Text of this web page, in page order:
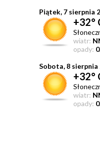
Piątek, 7 sierpnia
+32°
wiatr:
opady:
Sobota, 8 sierpnia
+32°
wiatr:
opady: